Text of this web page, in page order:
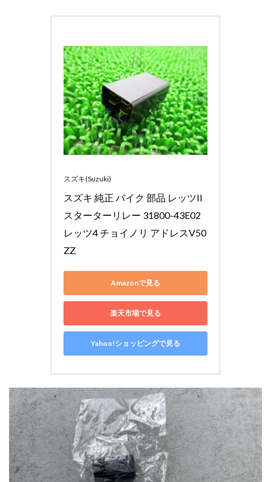
スズキ(Suzuki)
スズキ 純正 バイク 部品 レッツII
スターターリレー 31800-43E02
レッツ4 チョイノリ アドレスV50
ZZ
Amazonで見る
楽天市場で見る
Yahoo!ショッピングで見る